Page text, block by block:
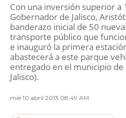
Con una inversión superior a
Gobernador de Jalisco,
banderazo inicial de 50
transporte público que
e inauguró la primera
abastecerá a este parque
entregado en el municipio de
Jalisco).
mié 10 abril 2013 08:49 AM